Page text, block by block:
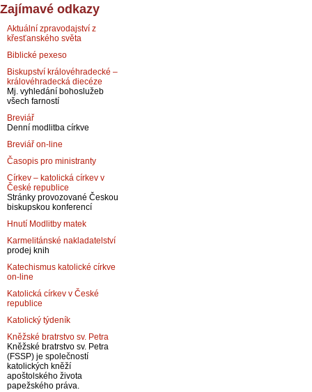
Zajímavé odkazy
Aktuální zpravodajství z
křesťanského světa
Biblické pexeso
Biskupství královéhradecké –
královéhradecká diecéze
Mj. vyhledání bohoslužeb
všech farností
Breviář
Denní modlitba církve
Breviář on-line
Časopis pro ministranty
Církev – katolická církev v
České republice
Stránky provozované Českou
biskupskou konferencí
Hnutí Modlitby matek
Karmelitánské nakladatelství
prodej knih
Katechismus katolické církve
on-line
Katolická církev v České
republice
Katolický týdeník
Kněžské bratrstvo sv. Petra
Kněžské bratrstvo sv. Petra
(FSSP) je společností
katolických kněží
apoštolského života
papežského práva.